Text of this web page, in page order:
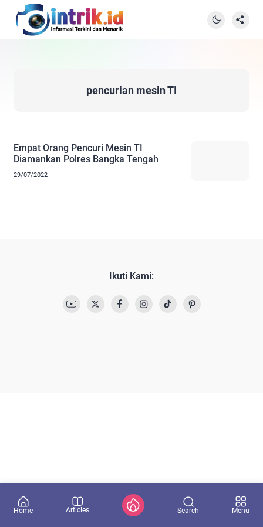
pencurian mesin TI
Empat Orang Pencuri Mesin TI
Diamankan Polres Bangka Tengah
29/07/2022
Ikuti Kami:
Home Articles Search Menu